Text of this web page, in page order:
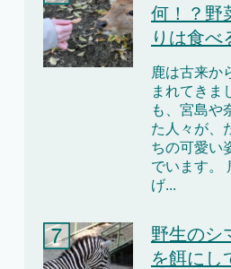
何！？野
りは食べ
鹿は古来か
まれてきま
も、宮島や
た人々が、
ちの可愛い
でいます。
げ...
野生のシ
を餌にし